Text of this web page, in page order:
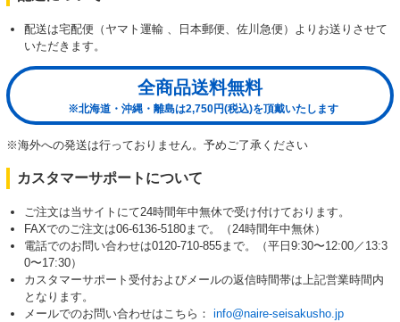
配送は宅配便（ヤマト運輸 、日本郵便、佐川急便）よりお送りさせて
いただきます。
全商品送料無料
※北海道・沖縄・離島は2,750円(税込)を頂戴いたします
※海外への発送は行っておりません。予めご了承ください
カスタマーサポートについて
ご注文は当サイトにて24時間年中無休で受け付けております。
FAXでのご注文は06-6136-5180まで。（24時間年中無休）
電話でのお問い合わせは0120-710-855まで。（平日9:30〜12:00／13:3
0〜17:30）
カスタマーサポート受付およびメールの返信時間帯は上記営業時間内
となります。
メールでのお問い合わせはこちら： info@naire-seisakusho.jp